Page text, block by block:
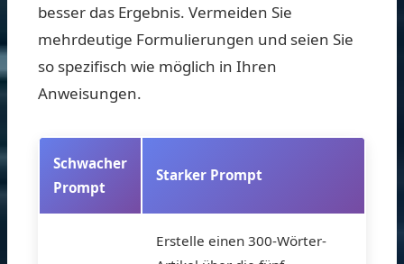
besser das Ergebnis. Vermeiden Sie
mehrdeutige Formulierungen und seien Sie
so spezifisch wie möglich in Ihren
Anweisungen.
Schwacher
Prompt
Starker Prompt
Erstelle einen 300-Wörter-